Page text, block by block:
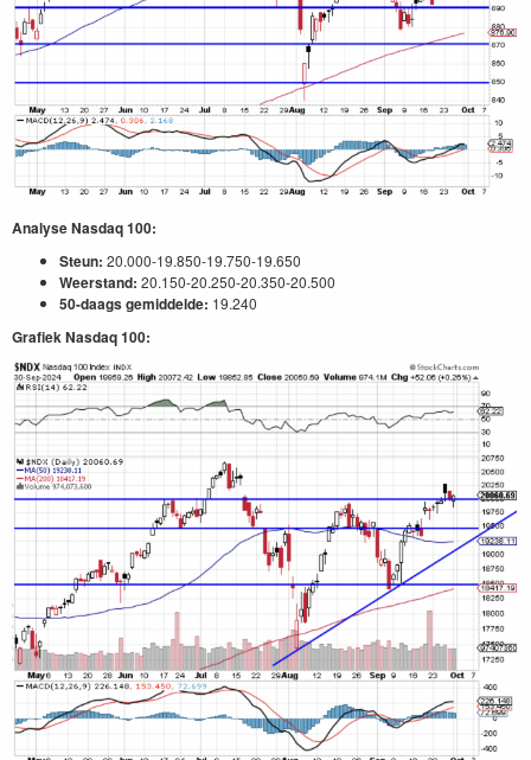
Analyse Nasdaq 100:
Steun: 20.000-19.850-19.750-19.650
Weerstand: 20.150-20.250-20.350-20.500
50-daags gemiddelde: 19.240
Grafiek Nasdaq 100: